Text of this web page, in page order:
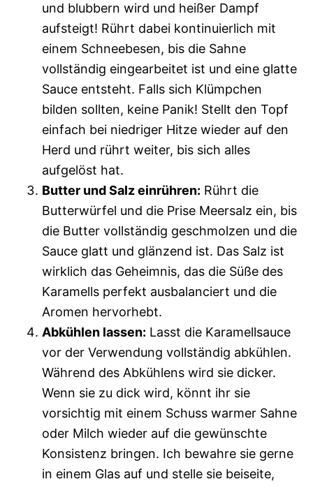
und blubbern wird und heißer Dampf
aufsteigt! Rührt dabei kontinuierlich mit
einem Schneebesen, bis die Sahne
vollständig eingearbeitet ist und eine glatte
Sauce entsteht. Falls sich Klümpchen
bilden sollten, keine Panik! Stellt den Topf
einfach bei niedriger Hitze wieder auf den
Herd und rührt weiter, bis sich alles
aufgelöst hat.
Butter und Salz einrühren: Rührt die
Butterwürfel und die Prise Meersalz ein, bis
die Butter vollständig geschmolzen und die
Sauce glatt und glänzend ist. Das Salz ist
wirklich das Geheimnis, das die Süße des
Karamells perfekt ausbalanciert und die
Aromen hervorhebt.
Abkühlen lassen: Lasst die Karamellsauce
vor der Verwendung vollständig abkühlen.
Während des Abkühlens wird sie dicker.
Wenn sie zu dick wird, könnt ihr sie
vorsichtig mit einem Schuss warmer Sahne
oder Milch wieder auf die gewünschte
Konsistenz bringen. Ich bewahre sie gerne
in einem Glas auf und stelle sie beiseite,